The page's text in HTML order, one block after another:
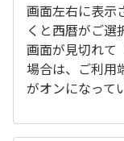
画面左右に表示
くと西暦がご選
画面が見切れて
場合は、ご利用
がオンになって